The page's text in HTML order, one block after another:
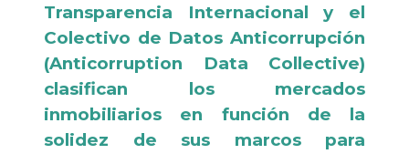
Transparencia Internacional y el
Colectivo de Datos Anticorrupción
(Anticorruption Data Collective)
clasifican los mercados
inmobiliarios en función de la
solidez de sus marcos para